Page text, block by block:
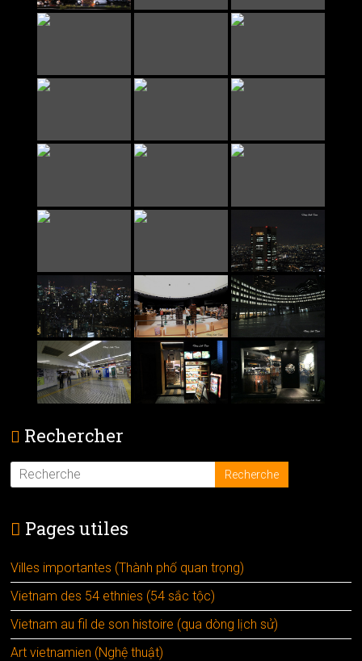
Rechercher
Pages utiles
Villes importantes (Thành phố quan trọng)
Vietnam des 54 ethnies (54 sắc tộc)
Vietnam au fil de son histoire (qua dòng lịch sử)
Art vietnamien (Nghệ thuật)